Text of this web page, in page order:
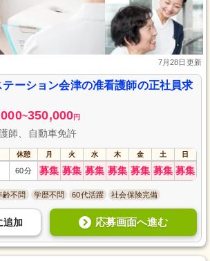
7月28日更新
テーション会津の准看護師の正社員求
~350,000円
師、自動車免許
休憩 月 火 水 木 金 土 日
60分 募集 募集 募集 募集 募集 募集 募集
齢不問 学歴不問 60代活躍 社会保険完備
追加 応募画面へ進む